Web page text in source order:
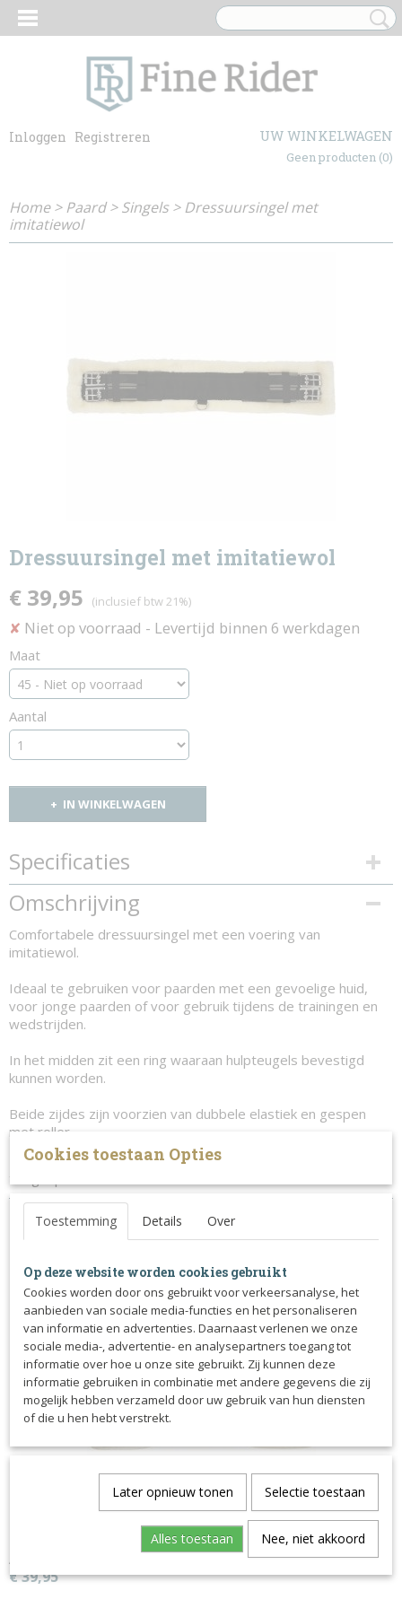
Inloggen Registreren UW WINKELWAGEN
Geen producten (0)
Home>Paard>Singels>Dressuursingel met
imitatiewol
Dressuursingel met imitatiewol
€ 39,95 (inclusief btw 21%)
✘ Niet op voorraad - Levertijd binnen 6 werkdagen
Maat
Aantal
IN WINKELWAGEN
Specificaties
Productcode
534-3817
Omschrijving
Comfortabele dressuursingel met een voering van
imitatiewol.
Ideaal te gebruiken voor paarden met een gevoelige huid,
voor jonge paarden of voor gebruik tijdens de trainingen en
wedstrijden.
In het midden zit een ring waaraan hulpteugels bevestigd
kunnen worden.
Beide zijdes zijn voorzien van dubbele elastiek en gespen
met roller.
De lengte van de singel in centimeter is gemeten van gesp
Ook interessant
Anatomisch gevormde dressuursingel met imitatiewol
€ 39,95
Cookies toestaan Opties
Toestemming Details Over
Op deze website worden cookies gebruikt
Cookies worden door ons gebruikt voor verkeersanalyse, het
aanbieden van sociale media-functies en het personaliseren
van informatie en advertenties. Daarnaast verlenen we onze
sociale media-, advertentie- en analysepartners toegang tot
informatie over hoe u onze site gebruikt. Zij kunnen deze
informatie gebruiken in combinatie met andere gegevens die zij
mogelijk hebben verzameld door uw gebruik van hun diensten
of die u hen hebt verstrekt.
Later opnieuw tonen Selectie toestaan
Alles toestaan Nee, niet akkoord